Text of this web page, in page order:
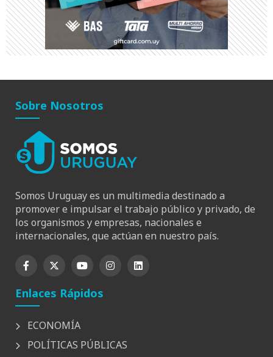
Sobre Nosotros
Somos Uruguay es un multimedia destinado a
promover e impulsar el trabajo público y privado, de
los organismos y empresas, nacionales e
internacionales, que actúan en nuestro país.
Enlaces Rápidos
ECONOMÍA
POLÍTICAS PÚBLICAS